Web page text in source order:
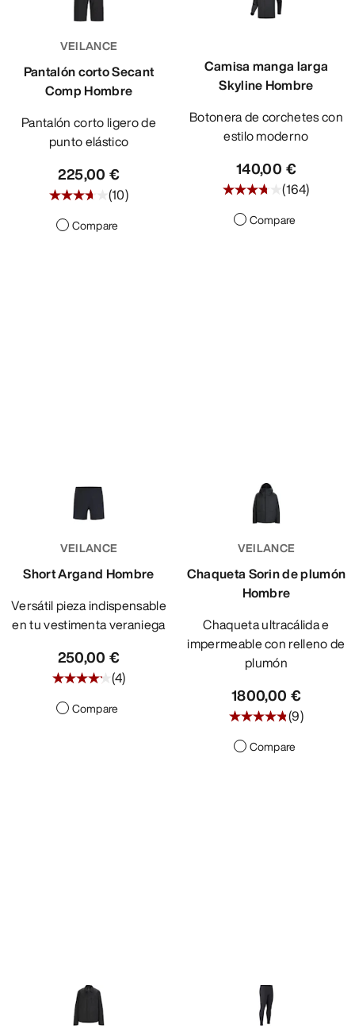
VEILANCE
Pantalón corto Secant
Comp Hombre
Pantalón corto ligero de
punto elástico
225,00 €
(10)
Compare
Camisa manga larga
Skyline Hombre
Botonera de corchetes con
estilo moderno
140,00 €
(164)
Compare
VEILANCE
Short Argand Hombre
Versátil pieza indispensable
en tu vestimenta veraniega
250,00 €
(4)
Compare
VEILANCE
Chaqueta Sorin de plumón
Hombre
Chaqueta ultracálida e
impermeable con relleno de
plumón
1800,00 €
(9)
Compare